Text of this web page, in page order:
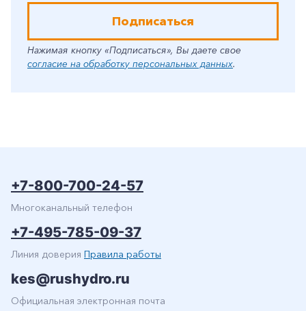
Подписаться
Нажимая кнопку «Подписаться», Вы даете свое
согласие на обработку персональных данных.
+7-800-700-24-57
Многоканальный телефон
+7-495-785-09-37
Линия доверия Правила работы
kes@rushydro.ru
Официальная электронная почта